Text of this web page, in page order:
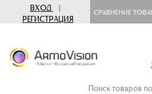
ВХОД
|
РЕГИСТРАЦИЯ
СРАВНЕНИЕ
Поиск товаров